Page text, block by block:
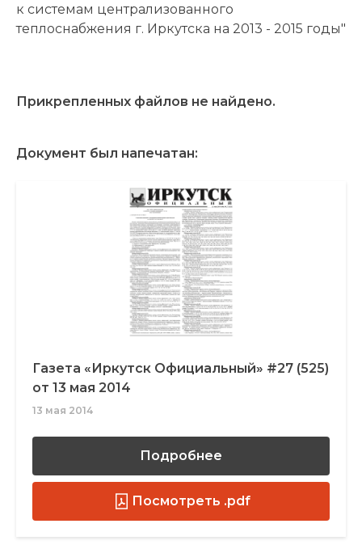
к системам централизованного
теплоснабжения г. Иркутска на 2013 - 2015 годы"
Прикрепленных файлов не найдено.
Документ был напечатан:
Газета «Иркутск Официальный» #27 (525)
от 13 мая 2014
13 мая 2014
Подробнее
Посмотреть .pdf